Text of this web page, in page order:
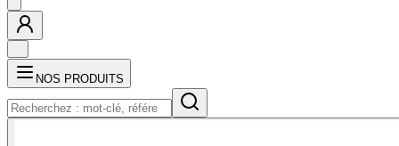
NOS PRODUITS